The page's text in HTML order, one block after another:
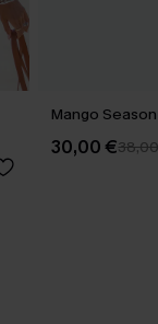
Mango
30,00 €